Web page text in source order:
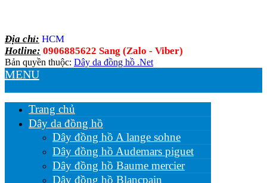
Địa chỉ: HCM
Hotline: 0906885622 Sang (Zalo - Viber)
Bản quyền thuộc: Dây da đồng hồ .Net
MENU
Trang chủ
Dây da đồng hồ
Dây đồng hồ A lange sohne
Dây đồng hồ Audemars piguet
Dây đồng hồ Baume mercier
Dây đồng hồ Blancpain